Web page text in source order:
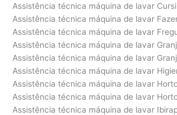
Assistência técnica máquina de lavar
Assistência técnica máquina de lavar
Assistência técnica máquina de lavar
Assistência técnica máquina de lavar
Assistência técnica máquina de lavar
Assistência técnica máquina de lavar
Assistência técnica máquina de lavar
Assistência técnica máquina de lavar
Assistência técnica máquina de lavar